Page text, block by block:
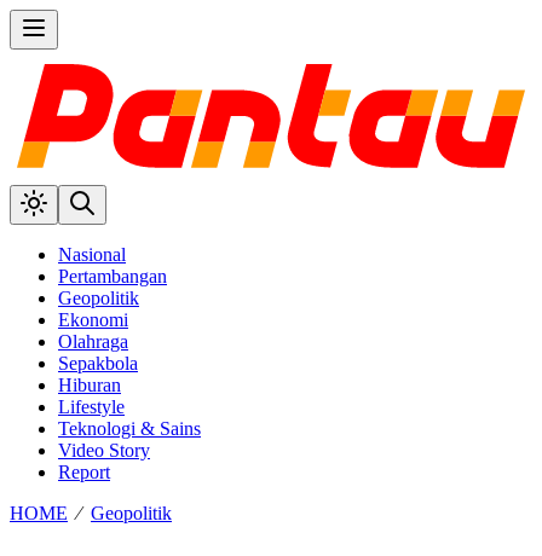
Nasional
Pertambangan
Geopolitik
Ekonomi
Olahraga
Sepakbola
Hiburan
Lifestyle
Teknologi & Sains
Video Story
Report
HOME ⁄ Geopolitik